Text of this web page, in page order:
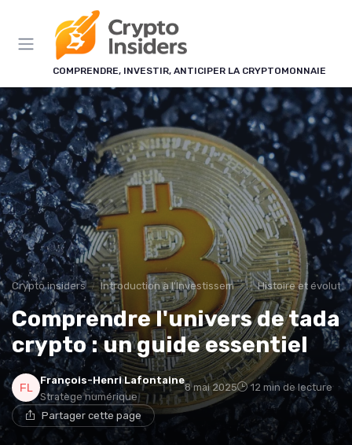
COMPRENDRE, INVESTIR, ANTICIPER LA CRYPTOMONNAIE
Crypto insiders Introduction à l'Investissement en Cryptomonnaies Histoire et
Comprendre l'univers de tada
crypto : un guide essentiel
François-Henri Lafontaine
Stratège numérique
8 mai 2025 12 min de lecture
Partager cette page
Panneau de gestion des cookies